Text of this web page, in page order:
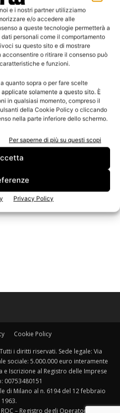
e i nostri partner utilizziamo
e/o accedere alle
a queste tecnologie permetterà a
personali come il comportamento
su questo sito e di mostrare
o ritirare il consenso può
e funzioni.
quanto sopra o per fare scelte
solamente a questo sito. È
in qualsiasi momento, compreso il
della Cookie Policy o cliccando
nella parte inferiore dello schermo.
Per saperne di più su questi scopi
Privacy Policy
Aprile 2026 n.1 - Marzo 2026
Cookie Policy
i diritti riservati. Sede legale: Via
sociale: 5.000.000 euro interamente
e Iscrizione al Registro delle Imprese
00753480151
di Milano al n. 6194 del 12 febbraio
1963.
– Registro degli Operatori di